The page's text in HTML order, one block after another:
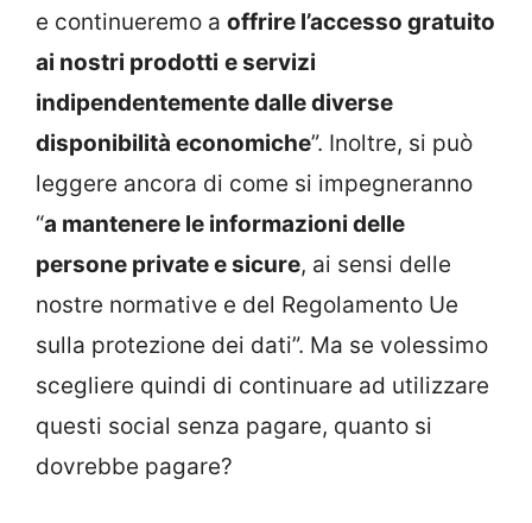
e continueremo a offrire l’accesso gratuito
ai nostri prodotti e servizi
indipendentemente dalle diverse
disponibilità economiche”. Inoltre, si può
leggere ancora di come si impegneranno
“a mantenere le informazioni delle
persone private e sicure, ai sensi delle
nostre normative e del Regolamento Ue
sulla protezione dei dati”. Ma se volessimo
scegliere quindi di continuare ad utilizzare
questi social senza pagare, quanto si
dovrebbe pagare?